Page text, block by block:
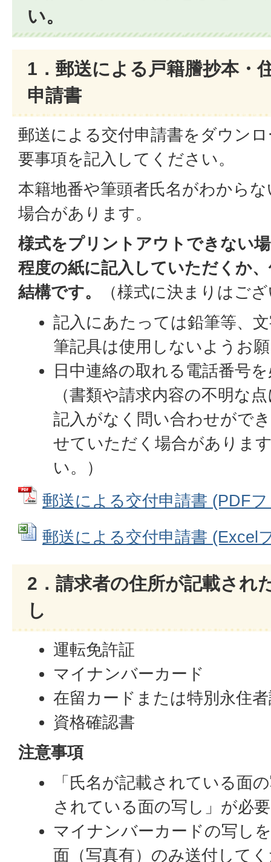
い。
1．郵送による戸籍謄抄本・
申請書
郵送による交付申請書をダウン
要事項を記入してください。
本籍地番や筆頭者氏名がわから
場合があります。
様式をプリントアウトできない
程度の紙に記入していただくか
結構です。
（様式に決まりはご
記入にあたっては鉛筆等、
筆記具は使用しないようお
日中連絡の取れる電話番号
（書類や請求内容の不明な
記入がなく問い合わせがで
せていただく場合がありま
い。）
郵送による交付申請書 (PDF
郵送による交付申請書 (Excel
2．請求者の住所が記載され
し
運転免許証
マイナンバーカード
在留カードまたは特別永住
資格確認書
注意事項
「氏名が記載されている面
されている面の写し」が必
マイナンバーカードの写し
面（写真有）のみ送付して